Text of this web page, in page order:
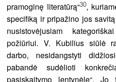
pramoginę literatūrą“30,
specifiką ir pripažino jos
nusistovėjusiam
požiūriui. V. Kubilius siūlė
darbo, nesidangstyti
pabandė sudėlioti
pasiskaitymo lentynėlę“.